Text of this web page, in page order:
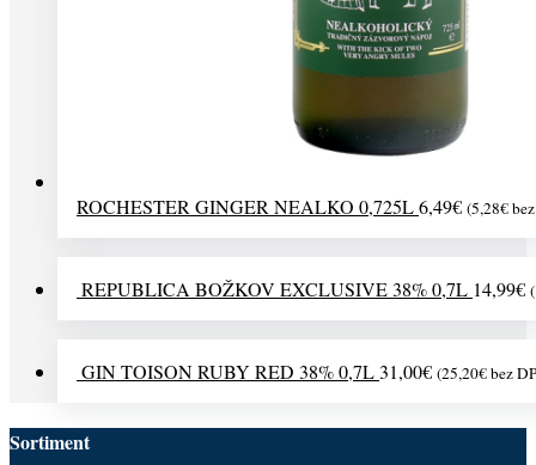
ROCHESTER GINGER NEALKO 0,725L6,49€ (5,28€
REPUBLICA BOŽKOV EXCLUSIVE 38% 0,7L 14,99€ (
GIN TOISON RUBY RED 38% 0,7L31,00€ (25,20€bez
Sortiment